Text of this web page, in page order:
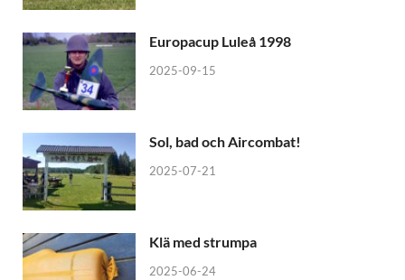
Europacup Luleå 1998
2025-09-15
Sol, bad och Aircombat!
2025-07-21
Klä med strumpa
2025-06-24